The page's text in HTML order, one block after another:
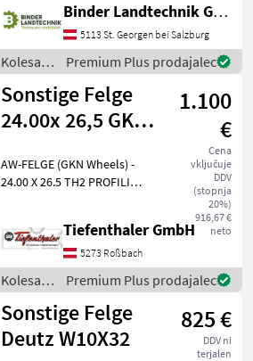
Tip stroja: Tovornjak/viličar,
Premer obroča: 12 col,
tlačno, platišč
Binder Landtechnik GmbH & CoKG
5113 St. Georgen bei Salzburg
Kolesa,
platišča
in
pnevmatike
/
Premium Plus prodajalec
Sonstige Felge
24.00x 26,5 GKN
1.100
€
Cena
vključuje
DDV
(stopnja
20%)
916,67 €
neto
AW-FELGE (GKN Wheels) -
24.00 X 26.5 TH2 PROFILINE
Artikelnummer : 320.12.901
Neuwertig wurde nur
einmal montiert da
Tiefenthaler GmbH
5273 Roßbach
Kolesa,
platišča
in
pnevmatike
/
Premium Plus prodajalec
Sonstige Felge
Deutz W10X32
825 €
DDV ni
terjalen